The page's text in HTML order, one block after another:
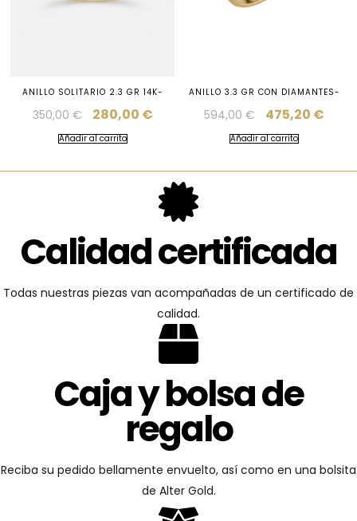
ANILLO SOLITARIO 2.3 GR 14K-
350,00 € 280,00 €
Añadir al carrito
ANILLO 3.3 GR CON DIAMANTES-
594,00€ 475,20 €
Añadir al carrito
Calidad certificada
Todas nuestras piezas van acompañadas de un certificado de
calidad.
Caja y bolsa de
regalo
Reciba su pedido bellamente envuelto, así como en una bolsita
de Alter Gold.